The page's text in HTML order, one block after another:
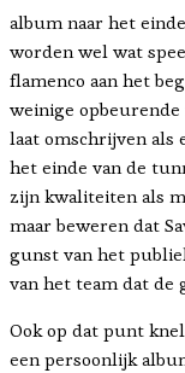
album naar het
worden wel wat
flamenco aan het
weinige
laat omschrijven als
het einde van de
zijn kwaliteiten als
maar beweren dat
gunst van het
van het team dat de
Ook op dat punt
een persoonlijk